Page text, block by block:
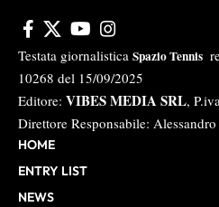
Testata giornalistica Spazio Tennis
10268 del 15/09/2025
Editore: VIBES MEDIA SRL,
Direttore Responsabile:
HOME
ENTRY LIST
NEWS